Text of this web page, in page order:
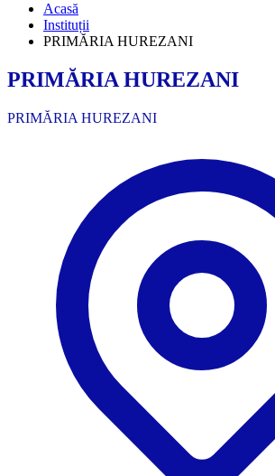
Acasă
Instituții
PRIMĂRIA HUREZANI
PRIMĂRIA HUREZANI
PRIMĂRIA HUREZANI